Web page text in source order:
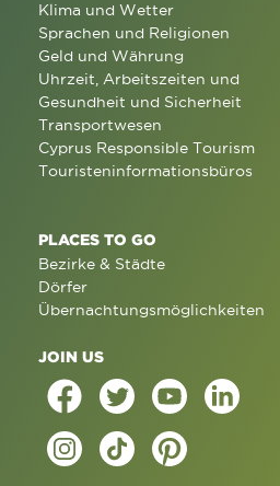
Klima und Wetter
Sprachen und Religionen
Geld und Währung
Uhrzeit, Arbeitszeiten und
Gesundheit und Sicherheit
Transportwesen
Cyprus Responsible Tourism
Touristeninformationsbüros
PLACES TO GO
Bezirke & Städte
Dörfer
Übernachtungsmöglichkeiten
JOIN US